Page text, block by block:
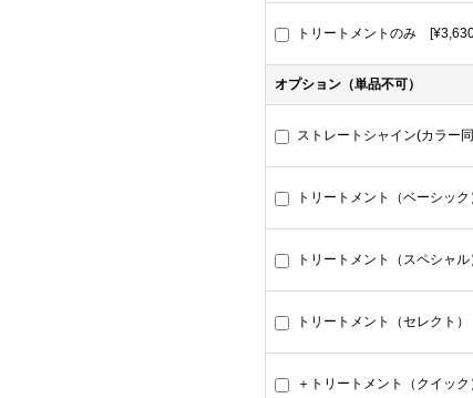
トリートメントのみ
オプション（単品不可）
ストレートシャイン(カラー
トリートメント（ベーシッ
トリートメント（スペシャ
トリートメント（セレクト
＋トリートメント（クイッ